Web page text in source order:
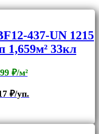
437-UN 1215
1,659м² 33кл
₽/м²
₽/уп.